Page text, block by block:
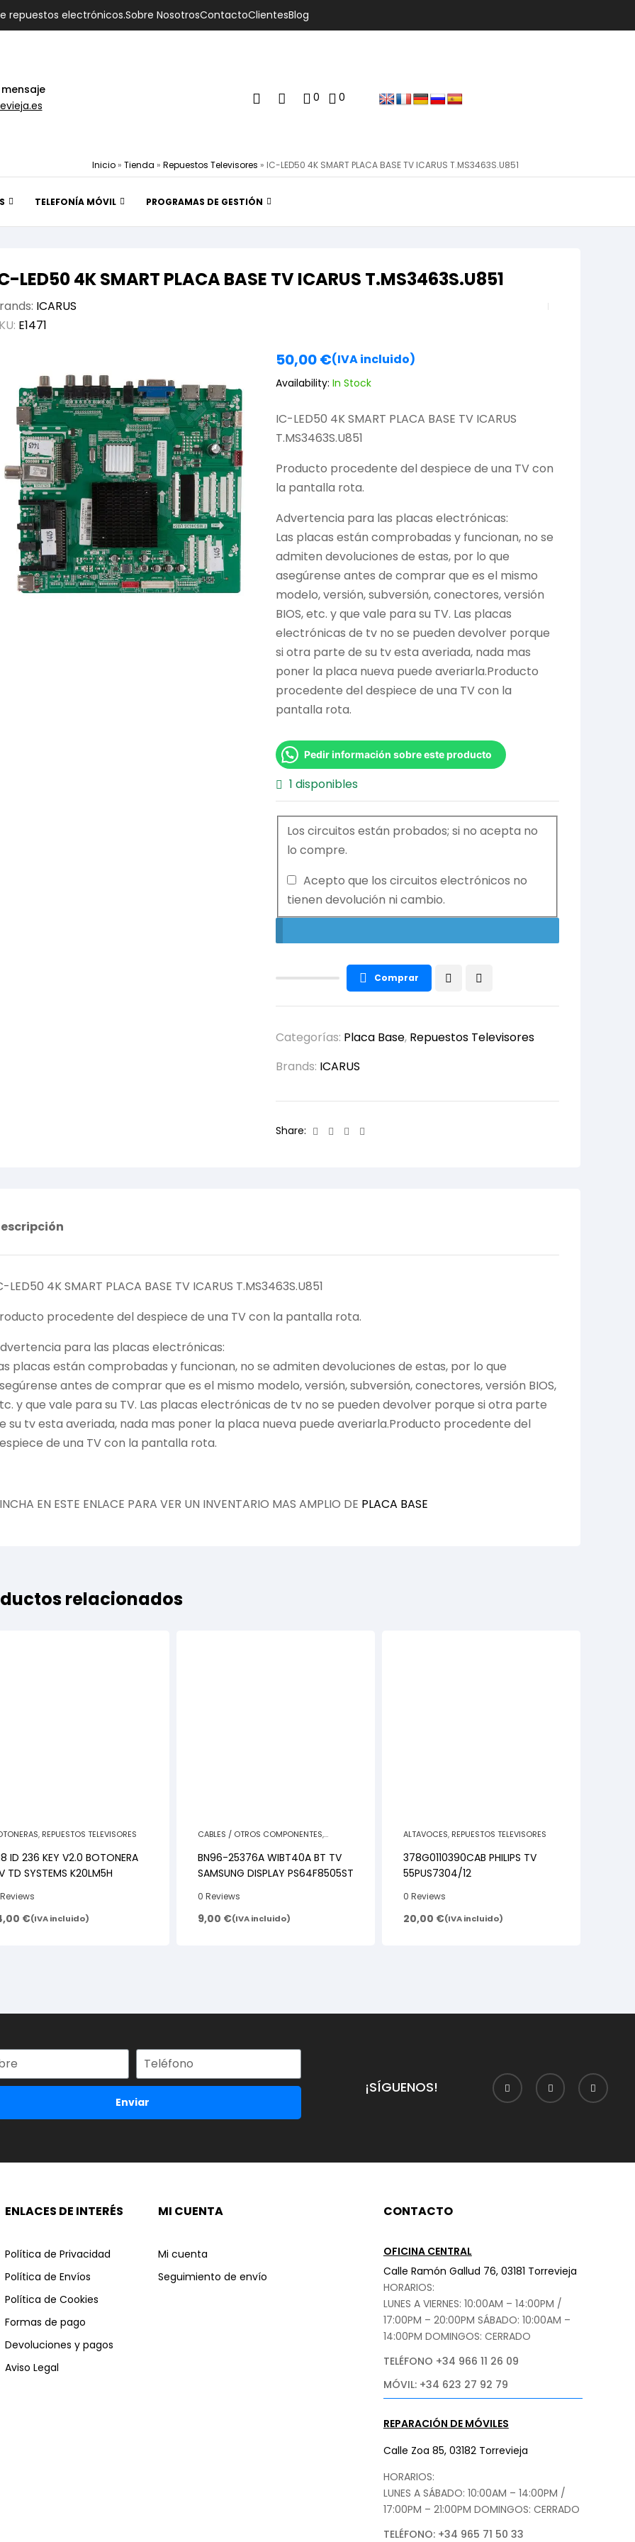
repuestos electrónicos.Sobre NosotrosContactoClientesBlog
0 0
Inicio » Tienda » Repuestos Televisores » IC-LED50 4K SMART PLACA BASE TV ICARUS T.MS3463S.U851
TELEFONÍA MÓVIL PROGRAMAS DE GESTIÓN
LED50 4K SMART PLACA BASE TV ICARUS T.MS3463S.U851
ICARUS
E1471
50,00€(IVA incluido)
Availability: In Stock
IC-LED50 4K SMART PLACA BASE TV ICARUS
T.MS3463S.U851
Producto procedente del despiece de una TV con
la pantalla rota.
Advertencia para las placas electrónicas:
Las placas están comprobadas y funcionan, no se
admiten devoluciones de estas, por lo que
asegúrense antes de comprar que es el mismo
modelo, versión, subversión, conectores, versión
BIOS, etc. y que vale para su TV. Las placas
electrónicas de tv no se pueden devolver porque
si otra parte de su tv esta averiada, nada mas
poner la placa nueva puede averiarla.Producto
procedente del despiece de una TV con la
pantalla rota.
Pedir información sobre este producto
1 disponibles
Los circuitos están probados; si no acepta no
lo compre.
Acepto que los circuitos electrónicos no
tienen devolución ni cambio.
Comprar
Categorías: Placa Base, Repuestos Televisores
Brands: ICARUS
Share: Facebook
TwitterLinkedin
LED50 4K SMART PLACA BASE TV ICARUS T.MS3463S.U851
procedente del despiece de una TV con la pantalla rota.
para las placas electrónicas:
placas están comprobadas y funcionan, no se admiten devoluciones de estas, por lo que
antes de comprar que es el mismo modelo, versión, subversión, conectores, versión BIOS,
y que vale para su TV. Las placas electrónicas de tv no se pueden devolver porque si otra parte
su tv esta averiada, nada mas poner la placa nueva puede averiarla.Producto procedente del
de una TV con la pantalla rota.
EN ESTE ENLACE PARA VER UN INVENTARIO MAS AMPLIO DE PLACA BASE
relacionados
, REPUESTOS TELEVISORES
ID 236 KEY V2.0 BOTONERA
TD SYSTEMS K20LM5H
€(IVA incluido)
CABLES / OTROS COMPONENTES,
BN96-25376A WIBT40A BT TV
SAMSUNG DISPLAY PS64F8505ST
0 Reviews
9,00 €(IVA incluido)
ALTAVOCES, REPUESTOS TELEVISORES
378G0110390CAB PHILIPS TV
55PUS7304/12
0 Reviews
20,00 €(IVA incluido)
Enviar
¡SÍGUENOS!
ENLACES DE INTERÉS
Política de Privacidad
Política de Envíos
Política de Cookies
Formas de pago
Devoluciones y pagos
Aviso Legal
MI CUENTA
Mi cuenta
Seguimiento de envío
CONTACTO
OFICINA CENTRAL
Calle Ramón Gallud 76, 03181 Torrevieja
HORARIOS:
LUNES A VIERNES: 10:00AM – 14:00PM /
17:00PM – 20:00PM SÁBADO: 10:00AM –
14:00PM DOMINGOS: CERRADO
TELÉFONO +34 966 11 26 09
MÓVIL: +34 623 27 92 79
REPARACIÓN DE MÓVILES
Calle Zoa 85, 03182 Torrevieja
HORARIOS:
LUNES A SÁBADO: 10:00AM – 14:00PM /
17:00PM – 21:00PM DOMINGOS: CERRADO
TELÉFONO: +34 965 71 50 33